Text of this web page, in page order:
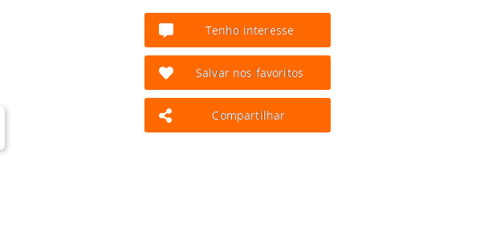
Tenho interesse
Salvar nos favoritos
Compartilhar